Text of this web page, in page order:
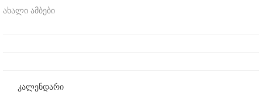
ახალი ამბები
კალენდარი